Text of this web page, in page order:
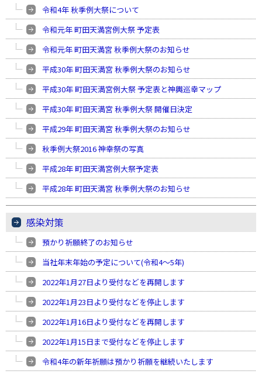
令和4年 秋季例大祭について
令和元年 町田天満宮例大祭 予定表
令和元年 町田天満宮 秋季例大祭のお知らせ
平成30年 町田天満宮 秋季例大祭のお知らせ
平成30年 町田天満宮例大祭 予定表と神輿巡幸マップ
平成30年 町田天満宮 秋季例大祭 開催日決定
平成29年 町田天満宮 秋季例大祭のお知らせ
秋季例大祭2016 神幸祭の写真
平成28年 町田天満宮例大祭予定表
平成28年 町田天満宮 秋季例大祭のお知らせ
感染対策
預かり祈願終了のお知らせ
当社年末年始の予定について(令和4〜5年)
2022年1月27日より受付などを再開します
2022年1月23日より受付などを停止します
2022年1月16日より受付などを再開します
2022年1月15日まで受付などを停止します
令和4年の新年祈願は預かり祈願を継続いたします